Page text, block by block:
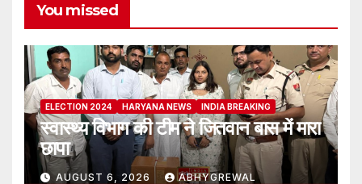
You missed
ELECTION 2024 HARYANA NEWS INDIA BREAKING
स्वास्थ्य विभाग की टीम ने जितवान बास में मारा
छापा
AUGUST 6, 2026 ABHYGREWAL